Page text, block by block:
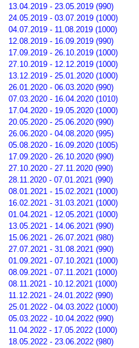
13.04.2019 - 23.05.2019 (990)
24.05.2019 - 03.07.2019 (1000)
04.07.2019 - 11.08.2019 (1000)
12.08.2019 - 16.09.2019 (990)
17.09.2019 - 26.10.2019 (1000)
27.10.2019 - 12.12.2019 (1000)
13.12.2019 - 25.01.2020 (1000)
26.01.2020 - 06.03.2020 (990)
07.03.2020 - 16.04.2020 (1010)
17.04.2020 - 19.05.2020 (1000)
20.05.2020 - 25.06.2020 (990)
26.06.2020 - 04.08.2020 (995)
05.08.2020 - 16.09.2020 (1005)
17.09.2020 - 26.10.2020 (990)
27.10.2020 - 27.11.2020 (990)
28.11.2020 - 07.01.2021 (990)
08.01.2021 - 15.02.2021 (1000)
16.02.2021 - 31.03.2021 (1000)
01.04.2021 - 12.05.2021 (1000)
13.05.2021 - 14.06.2021 (990)
15.06.2021 - 26.07.2021 (980)
27.07.2021 - 31.08.2021 (990)
01.09.2021 - 07.10.2021 (1000)
08.09.2021 - 07.11.2021 (1000)
08.11.2021 - 10.12.2021 (1000)
11.12.2021 - 24.01.2022 (990)
25.01.2022 - 04.03.2022 (1000)
05.03.2022 - 10.04.2022 (990)
11.04.2022 - 17.05.2022 (1000)
18.05.2022 - 23.06.2022 (980)